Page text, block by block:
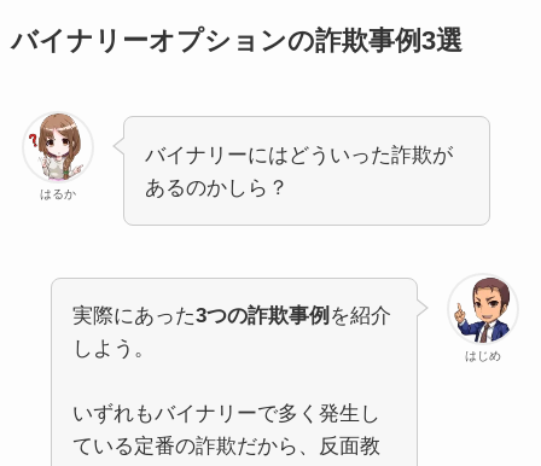
バイナリーオプションの詐欺事例3選
はるか
バイナリーにはどういった詐欺が
あるのかしら？
はじめ
実際にあった3つの詐欺事例 を紹介
しよう。
いずれもバイナリーで多く発生し
ている定番の詐欺だから、反面教